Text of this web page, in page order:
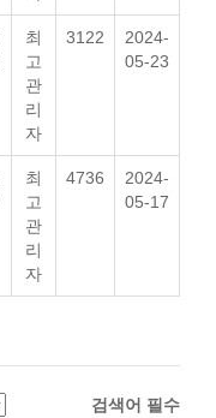
최
고
관
리
자
3122
2024-
05-23
최
고
관
리
자
4736
2024-
05-17
검색어 필수